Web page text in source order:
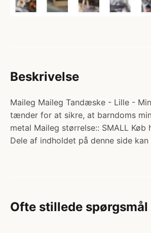
Beskrivelse
Maileg Maileg Tandæske - Lille -
tænder for at sikre, at barndoms
metal Maileg størrelse:: SMALL Køb
Dele af indholdet på denne side
Ofte stillede spørgsmål